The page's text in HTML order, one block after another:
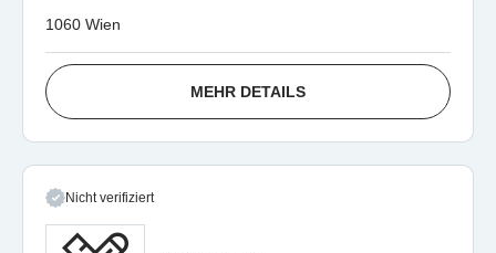
1060 Wien
MEHR DETAILS
Nicht verifiziert